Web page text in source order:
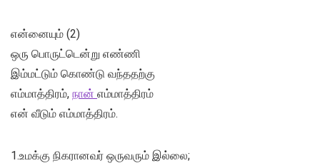
என்னையும் (2)
ஒரு பொருட்டென்று எண்ணி
இம்மட்டும் கொண்டு வந்ததற்கு
எம்மாத்திரம், நான் எம்மாத்திரம்
என் வீடும் எம்மாத்திரம்.
1.உமக்கு நிகரானவர் ஒருவரும் இல்லை;